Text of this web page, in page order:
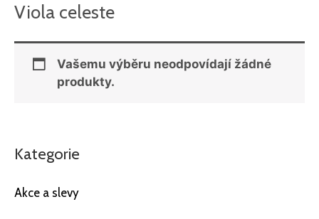
Kategorie
Akce a slevy
Viola celeste
Vašemu výběru neodpovídají žádné
produkty.